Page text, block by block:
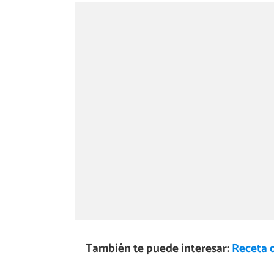
También te puede interesar:Receta